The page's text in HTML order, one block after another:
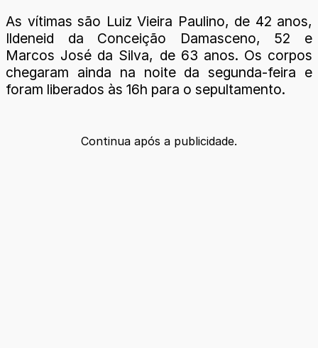
As vítimas são Luiz Vieira Paulino, de 42 anos,
Ildeneid da Conceição Damasceno, 52 e
Marcos José da Silva, de 63 anos. Os corpos
chegaram ainda na noite da segunda-feira e
foram liberados às 16h para o sepultamento.
Continua após a publicidade.